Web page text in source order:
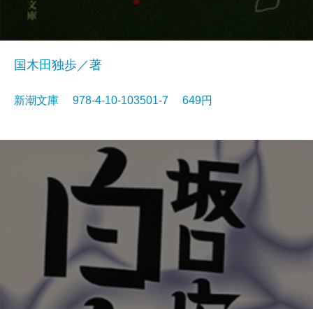
国木田独歩／著
新潮文庫 978-4-10-103501-7 649円